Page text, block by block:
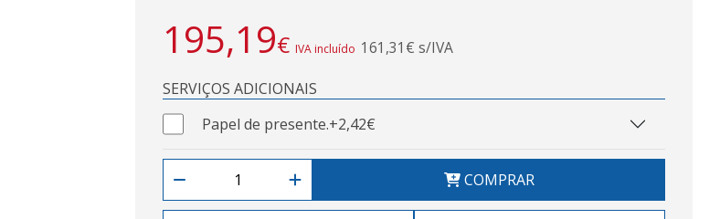
195,19€ IVA incluído 161,31€ s/IVA
SERVIÇOS ADICIONAIS
Papel de presente.+2,42€
COMPRAR